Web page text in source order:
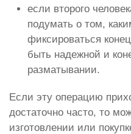
если второго
подумать о том,
фиксироваться
быть надежной и
разматывании.
Если эту операцию
достаточно часто, то
изготовлении или